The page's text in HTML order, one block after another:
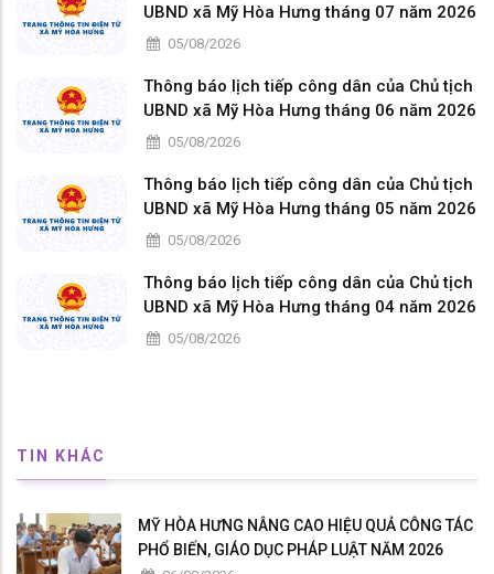
UBND xã Mỹ Hòa Hưng tháng 07 năm 2026
05/08/2026
Thông báo lịch tiếp công dân của Chủ tịch
UBND xã Mỹ Hòa Hưng tháng 06 năm 2026
05/08/2026
Thông báo lịch tiếp công dân của Chủ tịch
UBND xã Mỹ Hòa Hưng tháng 05 năm 2026
05/08/2026
Thông báo lịch tiếp công dân của Chủ tịch
UBND xã Mỹ Hòa Hưng tháng 04 năm 2026
05/08/2026
TIN KHÁC
MỸ HÒA HƯNG NÂNG CAO HIỆU QUẢ CÔNG TÁC
PHỔ BIẾN, GIÁO DỤC PHÁP LUẬT NĂM 2026